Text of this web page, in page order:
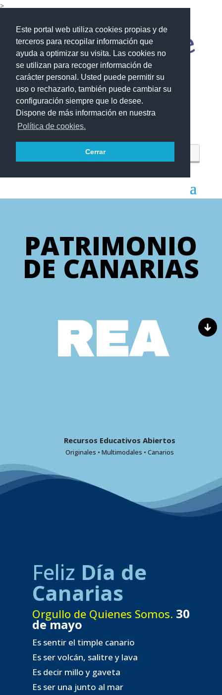
Este portal web utiliza cookies propias y de
terceros para recopilar información que
ayuda a optimizar su visita. Las cookies no
se utilizan para recoger información de
carácter personal. Usted puede permitir su
uso o rechazarlo, también puede cambiar su
configuración siempre que lo desee.
Dispone de más información en nuestra
Política de cookies.
Cerrar
>
PATRIMONIO
DE CANARIAS
REA
Recursos Educativos Abiertos
Originales • Multimodales • Canarios
Feliz Día de
Canarias
Orgullo de Quienes Somos. 30
de mayo
Es sentir el timple canario
Es ser volcán, salitre y lava
Es decir millo y gaveta
Es ser una junto al mar